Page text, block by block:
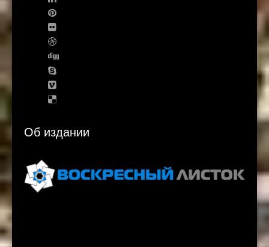
Об издании